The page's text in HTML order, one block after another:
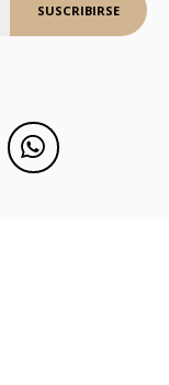
SUSCRIBIRSE